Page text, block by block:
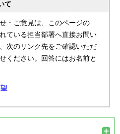
て
・ご意見は、このページの
ている担当部署へ直接お問い
次のリンク先をご確認いただ
ください。回答にはお名前と